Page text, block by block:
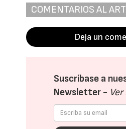
COMENTARIOS AL
Deja un
Suscríbase a
Newsletter -